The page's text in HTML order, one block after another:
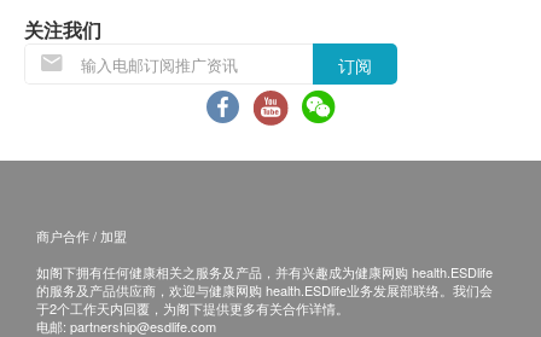
以下渠道：
电话讲解：需至少提前1日预约具体时间（预约
联络电话：+852 5371 7972），医生会按预约
时间主动联络客户。
当面讲解：需至少提前1日预约具体时间（预约
三、免责声明
如有争议，健康网购health.ESDlife 及深圳中山妇产
关注我们
订阅
商户合作 / 加盟
如阁下拥有任何健康相关之服务及产品，并有兴趣成为健康网购 health.ESDlife
的服务及产品供应商，欢迎与健康网购 health.ESDlife业务发展部联络。我们会
于2个工作天内回覆，为阁下提供更多有关合作详情。
电邮: partnership@esdlife.com